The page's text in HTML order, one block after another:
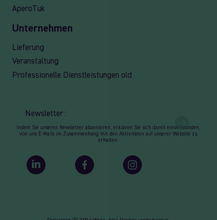
AperoTuk
Unternehmen
Lieferung
Veranstaltung
Professionelle Dienstleistungen old
Newsletter :
Indem Sie unseren Newsletter abonnieren, erklären Sie sich damit einverstanden,
von uns E-Mails im Zusammenhang mit den Aktivitäten auf unserer Website zu
erhalten.